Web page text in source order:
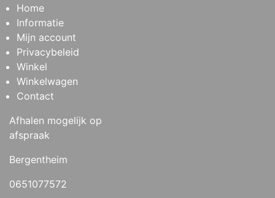
Home
Informatie
Mijn account
Privacybeleid
Winkel
Winkelwagen
Contact
Afhalen mogelijk op
afspraak
Bergentheim
0651077572